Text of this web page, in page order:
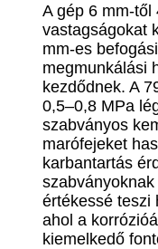
A gép 6 mm-től
vastagságokat
mm-es
megmunkálási
kezdődnek. A
0,5–0,8 MPa
szabványos
marófejeket
karbantartás
értékessé teszi
ahol a
kiemelkedő